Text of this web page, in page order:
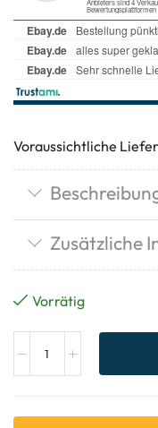
Voraussichtliche
Zusätzliche
Vorrätig